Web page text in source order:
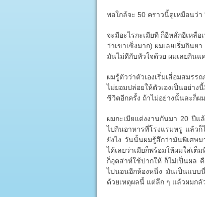
พอใกล้จะ 50 คราวนี้ดูเหมือนว่
จะมีอะไรกะเมียที ก็อีหลั่กอีเหลื่อ
ว่าเขาเซ็งมาก) ผมเลยเริ่มกิน
มันไม่ดีกับหัวใจด้วย ผมเลยกินแ
ผมรู้ตัวว่าตัวเองเริ่มเสื่อมสมร
ไม่ยอมปล่อยให้ตัวเองเป็นอย่า
ชีวิตอีกครั้ง ถ้าไม่อย่างนั้นละก็ผ
ผมกะเมียแต่งงานกันมา 20 ปีแ
ไปกินอาหารที่โรงแรมหรู แล้ว
ยังไง วันนั้นผมรู้สึกว่ามันพิเศษ
ได้เลยว่าเมียก็พร้อมให้ผมใส่เ
ก็อุตส่าห์ใช้ปากให้ ก็ไม่เป็นผล
ไปนอนอีกห้องหนึ่ง มันเป็นแบบ
ด้วยเหตุผลนี้ แต่ลึก ๆ แล้วผมกลั